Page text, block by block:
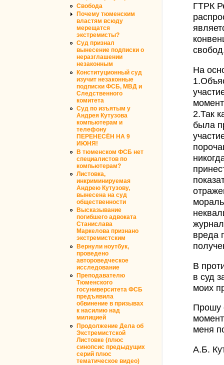
Свобода
Почему тюменским
властям всюду
мерещатся
экстремисты?
Суд признал
вынесение подписки о
неразглашении
незаконным
Конституционный суд
изучит незаконные
подписки ФСБ, МВД и
Следственного
комитета
Суд по изъятым у
Андрея Кутузова
компьютерам и
телефону
ПЕРЕНЕСЁН НА 9
ИЮНЯ!
В тюменском ФСБ нет
специалистов по
компьютерам?
Листовка,
инкриминируемая
Андрею Кутузову,
вынесена на суд
общественности
Высказывание
погибшего адвоката
Станислава
Маркелова признано
экстремистским
Вернули ноутбук,
проведено
автороведческое
исследование
Преподавателю
Тюменского
госуниверситета ФСБ
предъявила
обвинение в призывах
к насилию над
милицией
Продолжение Дела об
Экстремистской
Листовке (плюс
синопсис предыдущих
серий плюс
тематическое видео)
ГТРК
На
2.Так
была
вреда
В
в суд
моих
Прошу
меня
А.Б.